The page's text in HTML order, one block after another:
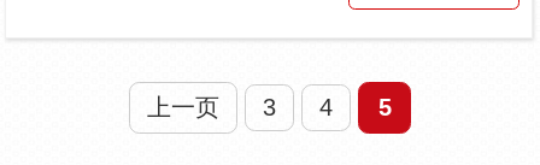
上一页 3 4 5